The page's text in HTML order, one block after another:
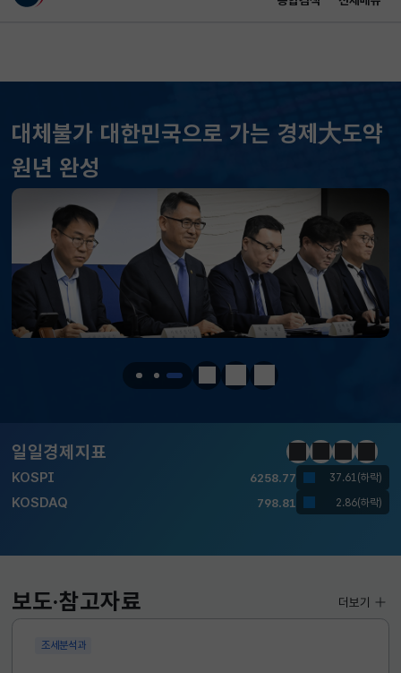
대체불가 대한민국으로 가는 경제大도약
원년 완성
정지 이전 다음
일일경제지표
KOSPI 6258.77 37.61(하락)
KOSDAQ 798.81 2.86(하락)
국고채(3년) 3.746 0.004(상승)
KOSDAQ 798.81 2.86(하락)
국고채(3년) 3.746 0.004(상승)
KOSDAQ 2.86(하락)
정지이전다음일일경
보도·참고자료
조세분석과
더보기